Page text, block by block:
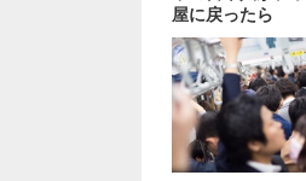
屋に戻ったら